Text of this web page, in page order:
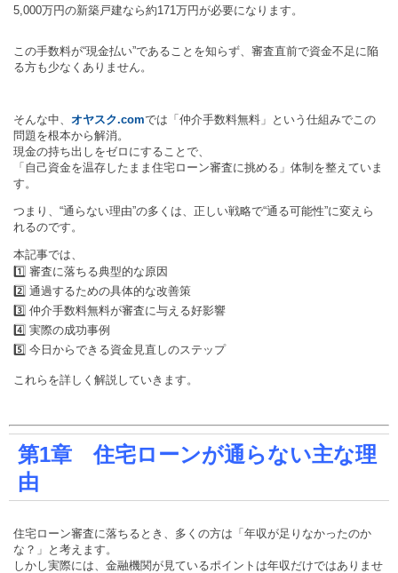
5,000万円の新築戸建なら約171万円が必要になります。
この手数料が“現金払い”であることを知らず、審査直前で資金不足に陥
る方も少なくありません。
そんな中、 オヤスク.comでは「仲介手数料無料」という仕組みでこの
問題を根本から解消。
現金の持ち出しをゼロにすることで、
「自己資金を温存したまま住宅ローン審査に挑める」体制を整えていま
す。
つまり、“通らない理由”の多くは、正しい戦略で“通る可能性”に変えら
れるのです。
本記事では、
1️⃣ 審査に落ちる典型的な原因
2️⃣ 通過するための具体的な改善策
3️⃣ 仲介手数料無料が審査に与える好影響
4️⃣ 実際の成功事例
5️⃣ 今日からできる資金見直しのステップ
これらを詳しく解説していきます。
第1章 住宅ローンが通らない主な理
由
住宅ローン審査に落ちるとき、多くの方は「年収が足りなかったのか
な？」と考えます。
しかし実際には、金融機関が見ているポイントは年収だけではありませ